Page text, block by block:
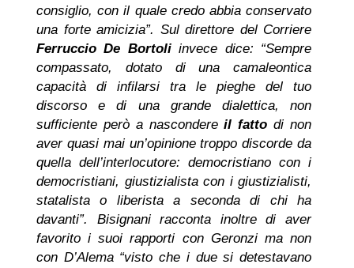
consiglio, con il quale credo abbia conservato
una forte amicizia”. Sul direttore del Corriere
Ferruccio De Bortoliinvece dice: “Sempre
compassato, dotato di una camaleontica
capacità di infilarsi tra le pieghe del tuo
discorso e di una grande dialettica, non
sufficiente però a nascondereil fatto di non
aver quasi mai un’opinione troppo discorde da
quella dell’interlocutore: democristiano con i
democristiani, giustizialista con i giustizialisti,
statalista o liberista a seconda di chi ha
davanti”. Bisignani racconta inoltre di aver
favorito i suoi rapporti con Geronzi ma non
con D’Alema “visto che i due si detestavano